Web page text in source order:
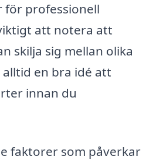
professionell
att notera att
skilja sig mellan olika
en bra idé att
innan du
faktorer som påverkar